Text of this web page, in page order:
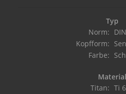
Typ
Norm:
Kopfform:
Farbe:
Material
Titan: Ti